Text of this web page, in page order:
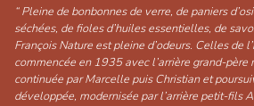
“ Pleine de bonbonnes de verre, de paniers
séchées, de fioles d’huiles essentielles, de
François Nature est pleine d’odeurs. Celles de
commencée en 1935 avec l’arrière grand-père
continuée par Marcelle puis Christian et
développée, modernisée par l’arrière petit-fils